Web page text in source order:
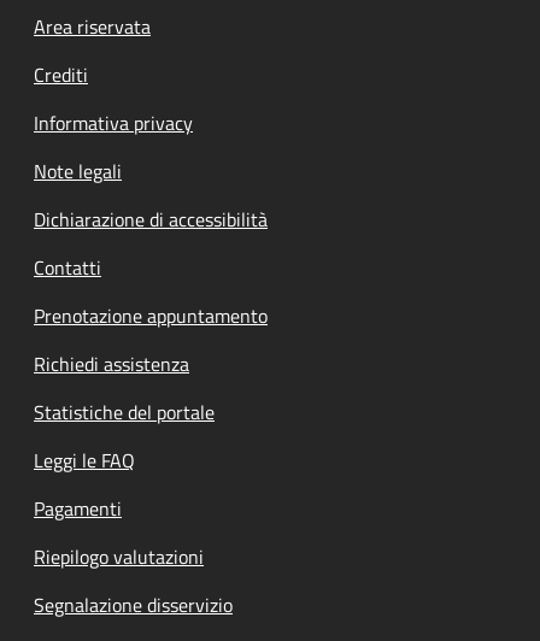
Footer menu
Area riservata
Crediti
Informativa privacy
Note legali
Dichiarazione di accessibilità
Contatti
Prenotazione appuntamento
Richiedi assistenza
Statistiche del portale
Leggi le FAQ
Pagamenti
Riepilogo valutazioni
Segnalazione disservizio